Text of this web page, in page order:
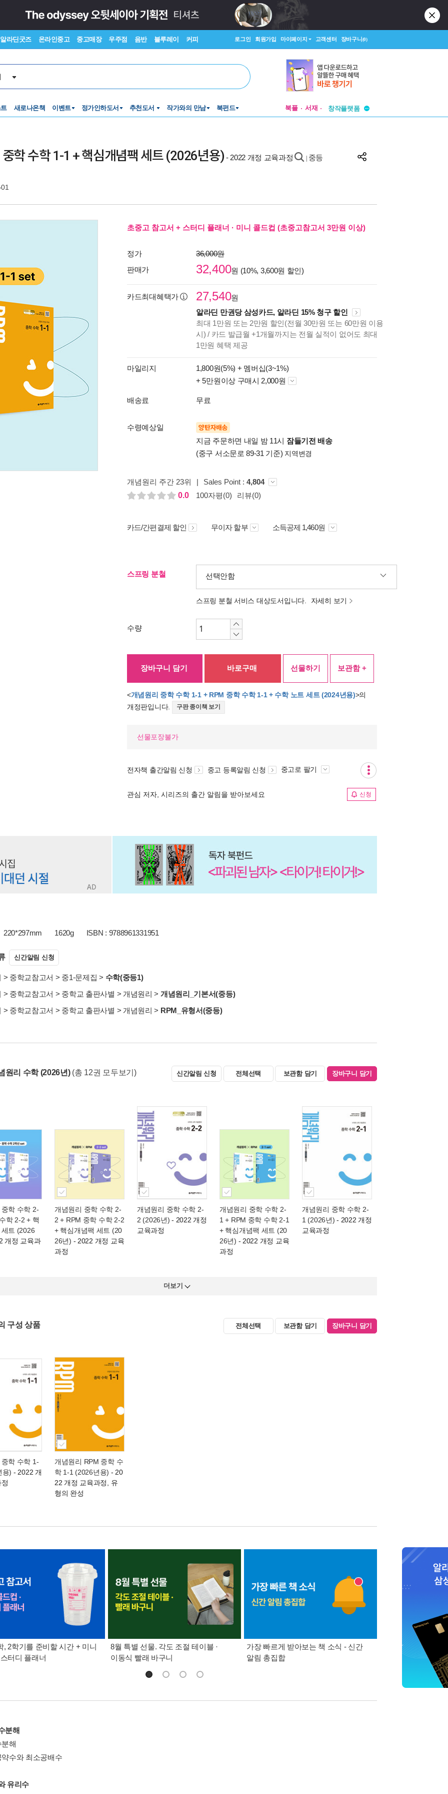
알라딘굿즈 온라인중고 중고매장 우주점 음반 블루레이 커피 로그인 회원가입 마이페이지 고객센터 장바구니(0)
새로나온책 이벤트 정가인하도서 추천도서 작가와의 만남 북펀드 북플 서재
창작플랫폼
학 수학 1-1 + 핵심개념팩 세트 (2026년용) - 2022 개정 교육과정 중등
초중고 참고서 + 스터디 플래너 · 미니 콜드컵 (초중고참고서 3만원 이상)
정가
36,000원
판매가
32,400원 (10%, 3,600원 할인)
카드최대혜택가 27,540원
알라딘 만권당 삼성카드, 알라딘 15% 청구 할인
최대 1만원 또는 2만원 할인(전월 30만원 또는 60만원 이용
시) / 카드 발급월 +1개월까지는 전월 실적이 없어도 최대
1만원 혜택 제공
마일리지 1,800원(5%) + 멤버십(3~1%)
+ 5만원이상 구매시 2,000원
배송료 무료
수령예상일 양탄자배송
지금 주문하면 내일 밤 11시 잠들기전 배송
(중구 서소문로 89-31 기준) 지역변경
개념원리 주간 23위 | Sales Point : 4,804
0.0
100자평(0) 리뷰(0)
카드/간편결제 할인 무이자 할부 소득공제 1,460원
스프링 분철 선택안함
스프링 분철 서비스 대상도서입니다. 자세히 보기
수량
장바구니 담기 바로구매 선물하기 보관함 +
<개념원리 중학 수학 1-1 + RPM 중학 수학 1-1 + 수학 노트 세트 (2024년용)>의
개정판입니다.
구판 종이책 보기
선물포장불가
전자책 출간알림 신청 중고 등록알림 신청 중고로 팔기
관심 저자, 시리즈의 출간 알림을 받아보세요 신청
220*297mm 1620g ISBN : 9788961331951
신간알림 신청
> 중학교참고서 > 중1-문제집 > 수학(중등1)
> 중학교참고서 > 중학교 출판사별 > 개념원리 > 개념원리_기본서(중등)
> 중학교참고서 > 중학교 출판사별 > 개념원리 > RPM_유형서(중등)
원리 수학 (2026년) (총 12권 모두보기) 신간알림 신청 전체선택 보관함 담기 장바구니 담기
학 수학 2-
학 2-2 + 핵
트 (2026
개정 교육과
개념원리 중학 수학 2-
2 + RPM 중학 수학 2-2
+ 핵심개념팩 세트 (20
26년) - 2022 개정 교육
과정
개념원리 중학 수학 2-
2 (2026년) - 2022 개정
교육과정
개념원리 중학 수학 2-
1 + RPM 중학 수학 2-1
+ 핵심개념팩 세트 (20
26년) - 2022 개정 교육
과정
개념원리 중학 수학 2-
1 (2026년) - 2022 개정
교육과정
더보기
구성 상품 전체선택 보관함 담기 장바구니 담기
학 수학 1-
용) - 2022 개
개념원리 RPM 중학 수
학 1-1 (2026년용) - 20
22 개정 교육과정, 유
형의 완성
, 2학기를 준비할 시간 + 미니
터디 플래너
8월 특별 선물. 각도 조절 테이블 ·
이동식 빨래 바구니
가장 빠르게 받아보는 책 소식 - 신간
알림 총집합
경기컬처패스 1만
분해
해
수와 최소공배수
유리수